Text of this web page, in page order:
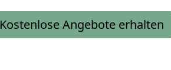
Kostenlose Angebote erhalten